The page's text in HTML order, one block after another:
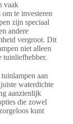
vaak
te investeren
zijn speciaal
andere
vergroot. Dit
niet alleen
tuinliefhebber.
aan
waterdichte
aanzienlijk
die zowel
kunt